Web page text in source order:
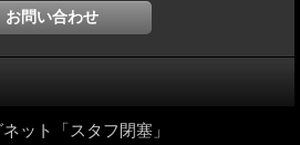
ット「スタフ閉塞」